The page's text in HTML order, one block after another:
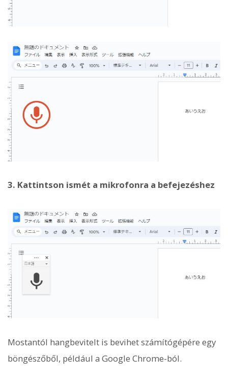
3. Kattintson ismét a mikrofonra a befejezéshez
Mostantól hangbevitelt is bevihet számítógépére egy
böngészőből, például a Google Chrome-ból.